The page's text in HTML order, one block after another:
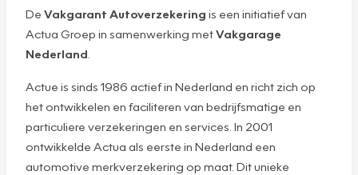
De Vakgarant Autoverzekering is een initiatief van
Actua Groep in samenwerking metVakgarage
Nederland
Actue is sinds 1986 actief in Nederland en richt zich op
het ontwikkelen en faciliteren van bedrijfsmatige en
particuliere verzekeringen en services. In 2001
ontwikkelde Actua als eerste in Nederland een
automotive merkverzekering op maat. Dit unieke